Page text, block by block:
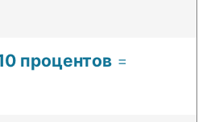
процентов =